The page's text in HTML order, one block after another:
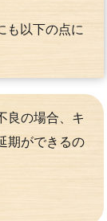
も以下の点に
良の場合、キ
期ができるの